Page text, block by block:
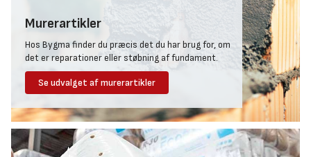
Murerartikler
Hos Bygma finder du præcis det du har brug for, om
det er reparationer eller støbning af fundament.
Se udvalget af murerartikler